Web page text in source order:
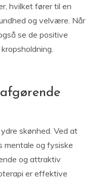
hvilket fører til en
og velvære. Når
se de positive
skønhed. Ved at
mentale og fysiske
og attraktiv
er effektive